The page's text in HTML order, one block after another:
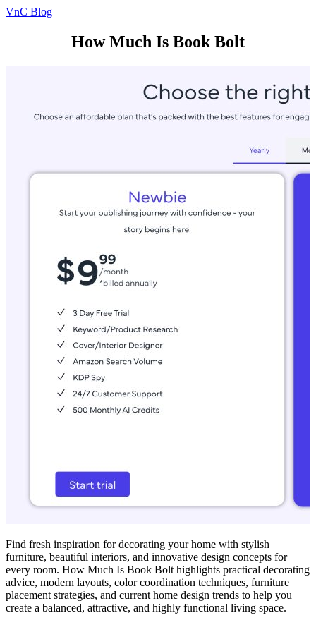
VnC Blog
How Much Is Book Bolt
Find fresh inspiration for decorating your home with stylish
furniture, beautiful interiors, and innovative design concepts for
every room. How Much Is Book Bolt highlights practical decorating
advice, modern layouts, color coordination techniques, furniture
placement strategies, and current home design trends to help you
create a balanced, attractive, and highly functional living space.